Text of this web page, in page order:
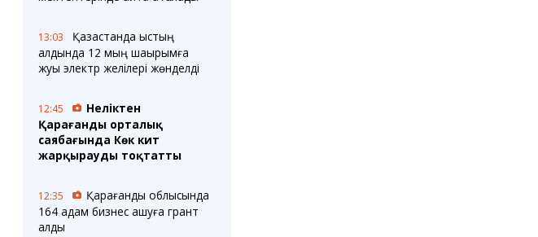
13:03
Қазақстанда қыстың
алдында 12 мың шақырымға
жуық электр желілері жөнделді
12:45
Неліктен
Қарағанды орталық
саябағында Көк кит
жарқырауды тоқтатты
12:35
Қарағанды облысында
164 адам бизнес ашуға грант
алды